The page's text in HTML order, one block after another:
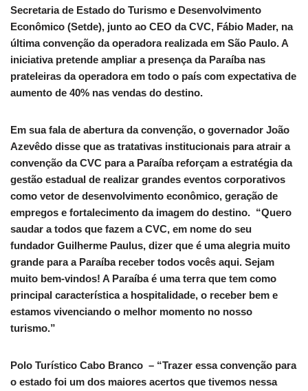
Secretaria de Estado do Turismo e Desenvolvimento
Econômico (Setde), junto ao CEO da CVC, Fábio Mader, na
última convenção da operadora realizada em São Paulo. A
iniciativa pretende ampliar a presença da Paraíba nas
prateleiras da operadora em todo o país com expectativa de
aumento de 40% nas vendas do destino.
Em sua fala de abertura da convenção, o governador João
Azevêdo disse que as tratativas institucionais para atrair a
convenção da CVC para a Paraíba reforçam a estratégia da
gestão estadual de realizar grandes eventos corporativos
como vetor de desenvolvimento econômico, geração de
empregos e fortalecimento da imagem do destino. “Quero
saudar a todos que fazem a CVC, em nome do seu
fundador Guilherme Paulus, dizer que é uma alegria muito
grande para a Paraíba receber todos vocês aqui. Sejam
muito bem-vindos! A Paraíba é uma terra que tem como
principal característica a hospitalidade, o receber bem e
estamos vivenciando o melhor momento no nosso
turismo.”
Polo Turístico Cabo Branco – “Trazer essa convenção para
o estado foi um dos maiores acertos que tivemos nessa